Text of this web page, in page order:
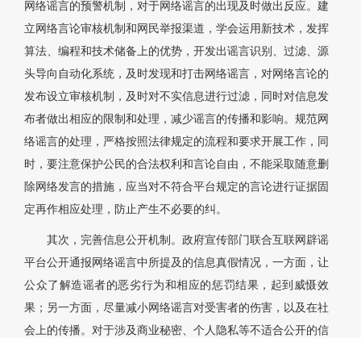
网络谣言的预警机制，对于网络谣言的出现及时做出反应。建
立网络言论审核机制和网民举报渠道，学会运用新技术，发挥
算法、编程和技术储备上的优势，开发出谣言识别、过滤、源
头导向自动化系统，及时发现和打击网络谣言，对网络言论的
发布设立审核机制，及时对不实信息进行过滤，同时对信息发
布者做出相应的限制和处理，减少谣言的传播和影响。规范网
络谣言的处理，严格按照法律规定的流程和要求开展工作，同
时，要注意保护公民的合法权利和言论自由，不能采取随意删
除网络发言的措施，应当对不符合平台规定的言论进行证据固
定再作相应处理，防止产生不必要的纠。
其次，完善信息公开机制。政府宣传部门联合互联网辟谣
平台公开通报网络谣言中所提及的信息真假情况，一方面，让
公众了解造谣者的恶劣行为和相应的惩罚结果，起到威慑效
果；另一方面，尽量减小网络谣言对受害者的伤害，以及在社
会上的传播。对于涉及商业秘密、个人隐私等不适合公开的信